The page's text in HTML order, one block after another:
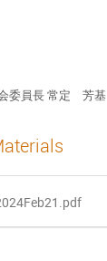
委員長 常定 芳基